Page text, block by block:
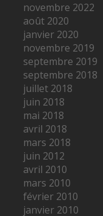
novembre 2022
août 2020
janvier 2020
novembre 2019
septembre 2019
septembre 2018
juillet 2018
juin 2018
mai 2018
avril 2018
mars 2018
juin 2012
avril 2010
mars 2010
février 2010
janvier 2010